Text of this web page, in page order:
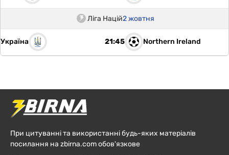
Ліга Націй2 жовтня
Україна 21:45 Northern Ireland
При цитуванні та використанні будь-яких матеріалів
посилання на zbirna.com обов'язкове